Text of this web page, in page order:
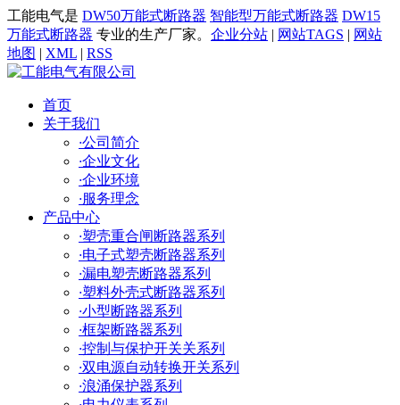
工能电气是 DW50万能式断路器 智能型万能式断路器 DW15
万能式断路器 专业的生产厂家。 企业分站 | 网站TAGS | 网站
地图 | XML | RSS
首页
关于我们
·公司简介
·企业文化
·企业环境
·服务理念
产品中心
·塑壳重合闸断路器系列
·电子式塑壳断路器系列
·漏电塑壳断路器系列
·塑料外壳式断路器系列
·小型断路器系列
·框架断路器系列
·控制与保护开关关系列
·双电源自动转换开关系列
·浪涌保护器系列